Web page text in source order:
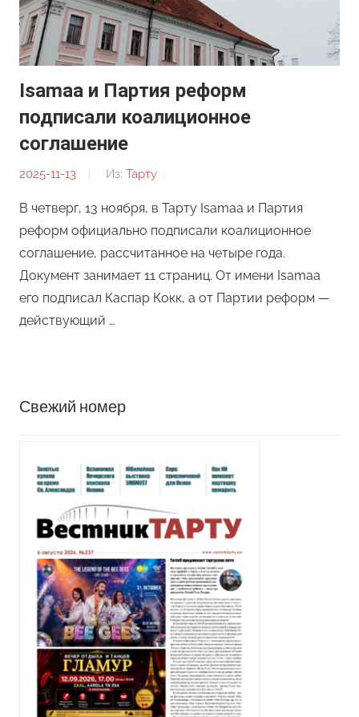
Isamaa и Партия реформ
подписали коалиционное
соглашение
2025-11-13
От:
Из: Тарту
В четверг, 13 ноября, в Тарту Isamaa и Партия
реформ официально подписали коалиционное
соглашение, рассчитанное на четыре года.
Документ занимает 11 страниц. От имени Isamaa
его подписал Каспар Кокк, а от Партии реформ —
действующий …
Свежий номер